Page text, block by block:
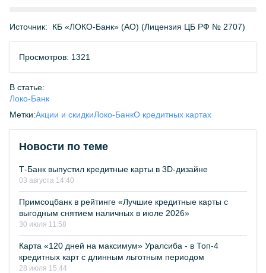
Источник: КБ «ЛОКО-Банк» (АО) (Лицензия ЦБ РФ № 2707)
Просмотров: 1321
В статье:
Локо-Банк
Метки:Акции и скидкиЛоко-БанкО кредитных картах
Новости по теме
Т-Банк выпустил кредитные карты в 3D-дизайне
03 августа 14:40
Примсоцбанк в рейтинге «Лучшие кредитные карты с
выгодным снятием наличных в июле 2026»
30 июля 11:58
Карта «120 дней на максимум» Уралсиба - в Топ-4
кредитных карт с длинным льготным периодом
28 июля 15:44